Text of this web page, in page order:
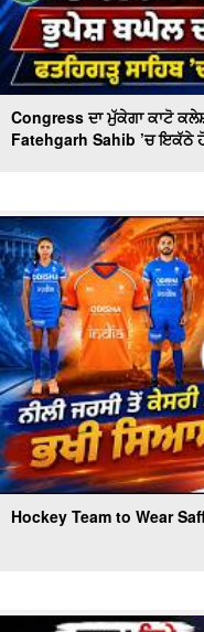
Congress ਦਾ ਮੁੱਕੇਗਾ ਕਾਟੋ
Fatehgarh Sahib ’ਚ ਇਕੱਠੇ
Hockey Team to Wear